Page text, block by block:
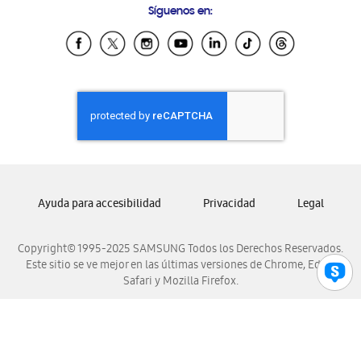
Samsung Ecuador
Samsung El Salvador
Samsung Honduras
Samsung Nicaragua
Samsung Panamá
Samsung Venezuela
Síguenos en:
Copyright© 1995-2025 SAMSUNG Todos los Derechos Reservados.
Este sitio se ve mejor en las últimas versiones de Chrome, Edge,
Safari y Mozilla Firefox.
Ayuda para accesibilidad Privacidad Legal